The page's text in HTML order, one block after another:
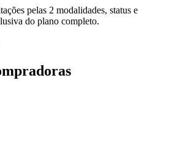
pelas 2 modalidades, status e
do plano completo.